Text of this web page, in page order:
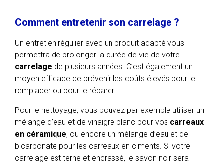
Comment entretenir son carrelage ?
Un entretien régulier avec un produit adapté vous
permettra de prolonger la durée de vie de votre
carrelage de plusieurs années. C’est également un
moyen efficace de prévenir les coûts élevés pour le
remplacer ou pour le réparer.
Pour le nettoyage, vous pouvez par exemple utiliser un
mélange d’eau et de vinaigre blanc pour vos carreaux
en céramique, ou encore un mélange d’eau et de
bicarbonate pour les carreaux en ciments. Si votre
carrelage est terne et encrassé, le savon noir sera